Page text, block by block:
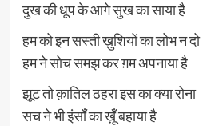
दुख की धूप के आगे सुख का साया है
हम को इन सस्ती ख़ुशियों का लोभ न दो
हम ने सोच समझ कर ग़म अपनाया है
झूट तो क़ातिल ठहरा इस का क्या रोना
सच ने भी इंसाँ का ख़ूँ बहाया है